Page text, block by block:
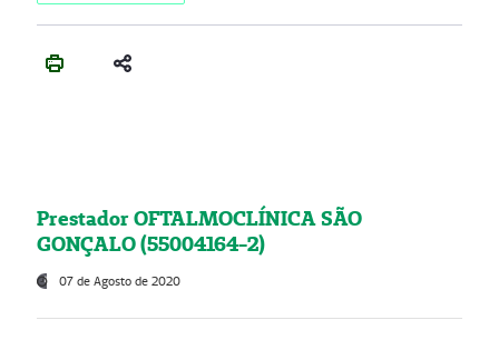
Prestador OFTALMOCLÍNICA SÃO
GONÇALO (55004164-2)
07 de Agosto de 2020